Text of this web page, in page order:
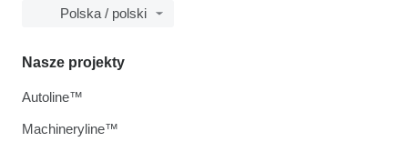
Polska / polski
Nasze projekty
Autoline™
Machineryline™